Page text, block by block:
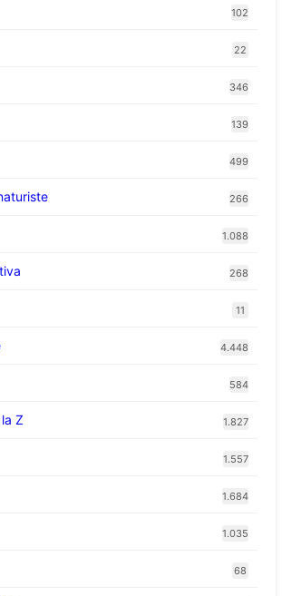
102
22
346
139
499
266
1.088
268
11
4.448
584
Z 1.827
1.557
1.684
1.035
68